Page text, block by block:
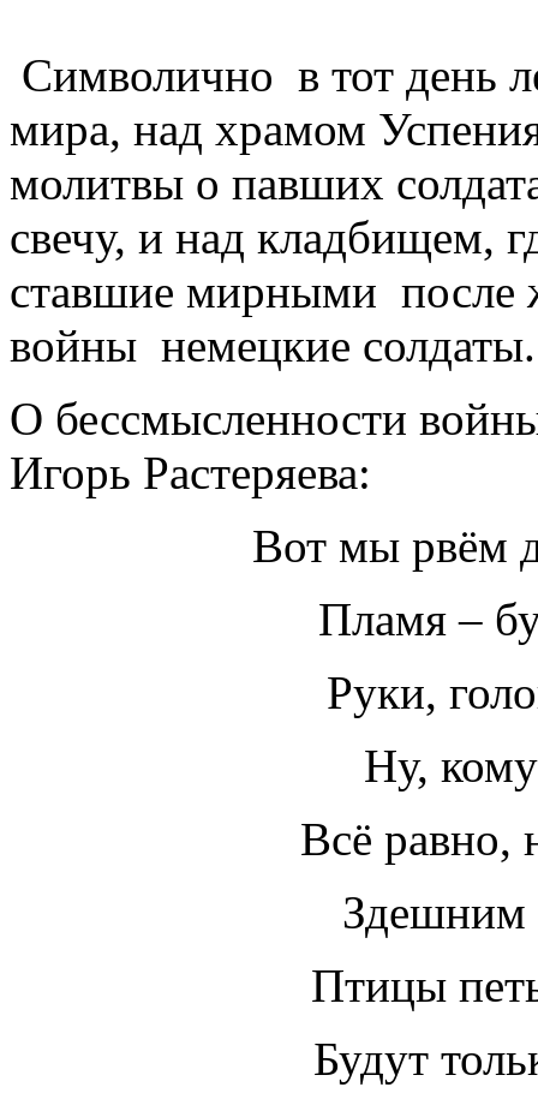
Символично в тот день
мира, над храмом
молитвы о павших
свечу, и над кладбищем,
ставшие мирными после
войны немецкие солдаты.
О бессмысленности
Игорь Растеряева:
Вот мы рвём
Пламя –
Руки,
Ну,
Всё равно,
Здешним
Птицы
Будут